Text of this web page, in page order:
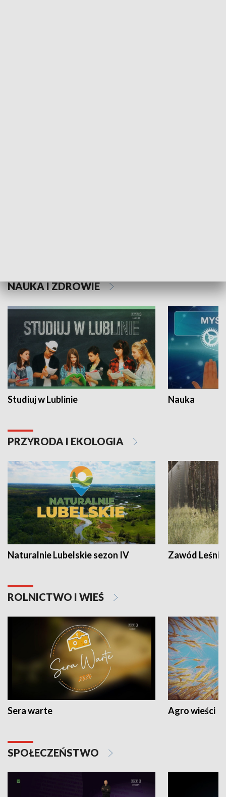
NAUKA I ZDROWIE
Studiuj w Lublinie Nauka
PRZYRODA I EKOLOGIA
Naturalnie Lubelskie sezon IV Zawód Leśnik
ROLNICTWO I WIEŚ
Sera warte Agro wieści
SPOŁECZEŃSTWO